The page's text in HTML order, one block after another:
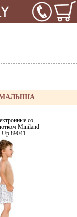
МАЛЫША
со
Miniland
Up 89041